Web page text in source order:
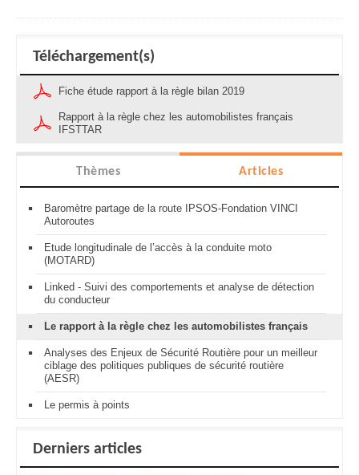
Téléchargement(s)
Fiche étude rapport à la règle bilan 2019
Rapport à la règle chez les automobilistes français
IFSTTAR
Thèmes Articles
Baromètre partage de la route IPSOS-Fondation VINCI
Autoroutes
Etude longitudinale de l’accès à la conduite moto
(MOTARD)
Linked - Suivi des comportements et analyse de détection
du conducteur
Le rapport à la règle chez les automobilistes français
Analyses des Enjeux de Sécurité Routière pour un meilleur
ciblage des politiques publiques de sécurité routière
(AESR)
Le permis à points
Derniers articles